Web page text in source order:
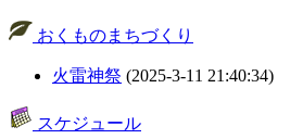
おくものまちづくり
火雷神祭 (2025-3-11 21:40:34)
スケジュール